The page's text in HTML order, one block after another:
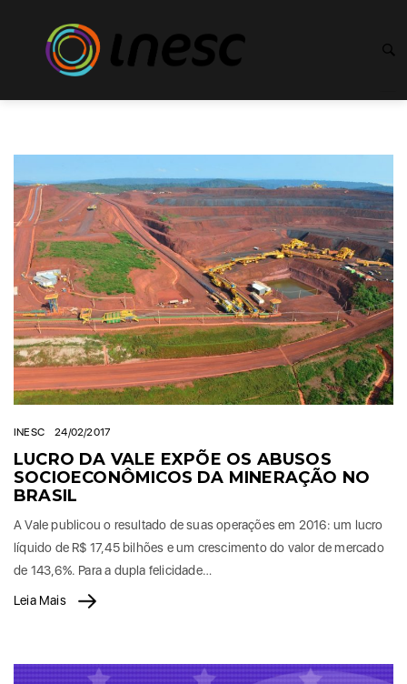
INESC 24/02/2017
LUCRO DA VALE EXPÕE OS ABUSOS
SOCIOECONÔMICOS DA MINERAÇÃO NO
BRASIL
A Vale publicou o resultado de suas operações em 2016: um lucro
líquido de R$ 17,45 bilhões e um crescimento do valor de mercado
de 143,6%. Para a dupla felicidade…
Leia Mais